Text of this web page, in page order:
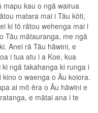
mapu kau o ngā wairua
matara mai i Tāu kōti,
ki tō rātou wehenga mai i
Tāu mātauranga, me ngā
Anei rā Tāu hāwini, e
i tua atu i a Koe, kua
ngā takahanga ki runga i
o waenga o Āu koiora.
ai mō ēra o Āu hāwini e
e mātai ana i te